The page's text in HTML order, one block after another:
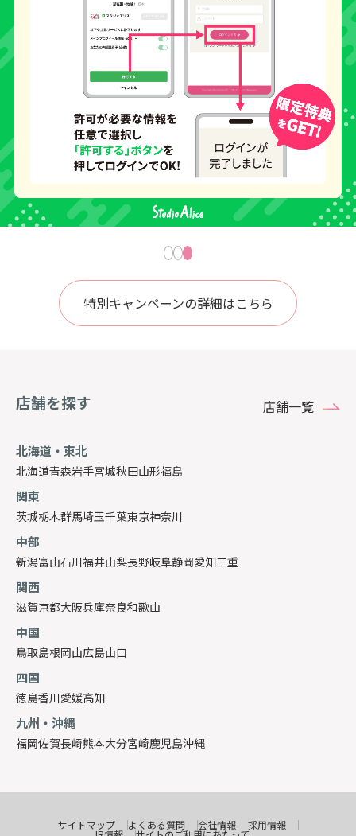
特別キャンペーンの詳細はこちら
店舗を探す 店舗一覧
北海道・東北
北海道青森岩手宮城秋田山形福島
関東
茨城栃木群馬埼玉千葉東京神奈川
中部
新潟富山石川福井山梨長野岐阜静岡愛知三重
関西
滋賀京都大阪兵庫奈良和歌山
中国
鳥取島根岡山広島山口
四国
徳島香川愛媛高知
九州・沖縄
福岡佐賀長崎熊本大分宮崎鹿児島沖縄
サイトマップ よくある質問 会社情報 採用情報